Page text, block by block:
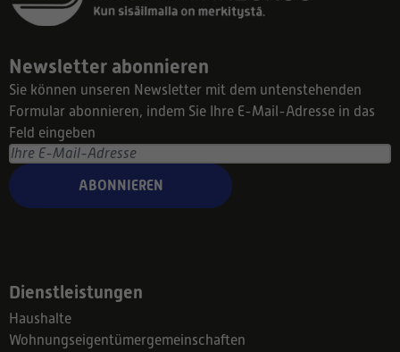
Newsletter abonnieren
Sie können unseren Newsletter mit dem untenstehenden
Formular abonnieren, indem Sie Ihre E-Mail-Adresse in das
Feld eingeben
ABONNIEREN
Dienstleistungen
Haushalte
Wohnungseigentümergemeinschaften